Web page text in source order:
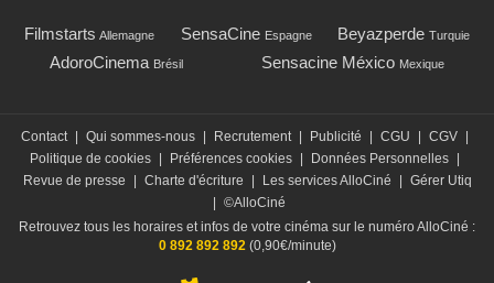
Filmstarts Allemagne SensaCine Espagne Beyazperde Turquie
AdoroCinema Brésil Sensacine México Mexique
Contact Qui sommes-nous Recrutement Publicité CGU CGV
Politique de cookies
Préférences cookies Données Personnelles
Revue de presse
Charte d'écriture Les services AlloCiné
Gérer Utiq
©AlloCiné
Retrouvez tous les horaires et infos de votre cinéma sur le numéro AlloCiné :
0 892 892 892(0,90€/minute)